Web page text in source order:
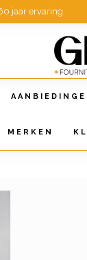
jaar ervaring
MERKEN